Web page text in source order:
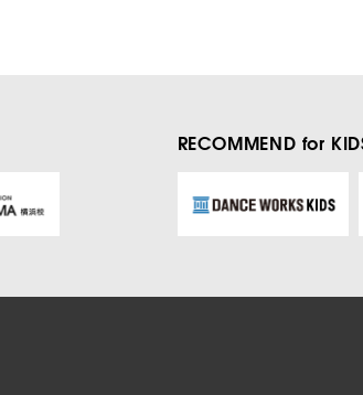
RECOMMEND for